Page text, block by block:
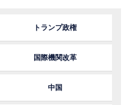
トランプ政権
国際機関改革
中国